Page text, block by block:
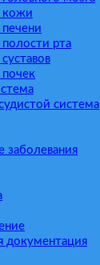
кожи
рта
почек
система
заболевания
документация